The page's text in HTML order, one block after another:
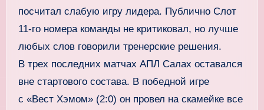
посчитал слабую игру лидера. Публично Слот
11-го номера команды не критиковал, но лучше
любых слов говорили тренерские решения.
В трех последних матчах АПЛ Салах оставался
вне стартового состава. В победной игре
с «Вест Хэмом» (2:0) он провел на скамейке все